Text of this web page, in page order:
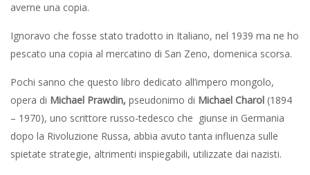
averne una copia.
Ignoravo che fosse stato tradotto in Italiano, nel 1939 ma ne ho
pescato una copia al mercatino di San Zeno, domenica scorsa.
Pochi sanno che questo libro dedicato all’impero mongolo,
opera di Michael Prawdin, pseudonimo di Michael Charol (1894
– 1970), uno scrittore russo-tedesco che giunse in Germania
dopo la Rivoluzione Russa, abbia avuto tanta influenza sulle
spietate strategie, altrimenti inspiegabili, utilizzate dai nazisti.